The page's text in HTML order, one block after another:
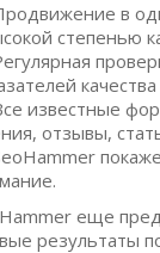
в
степенью
известные
отзывы,
еще
результаты